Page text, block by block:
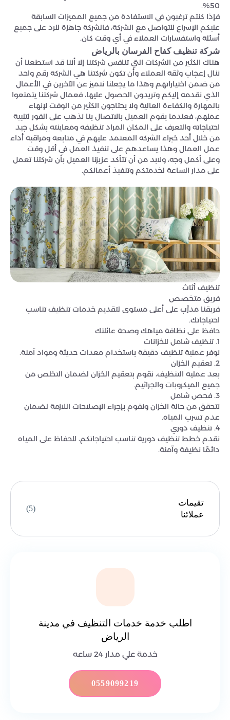
50%.
فإذا كنتم ترغبون في الاستفادة من جميع المميزات السابقة
عليكم الإسراع للتواصل مع الشركة، فالشركة جاهزة للرد على جميع
أسئلة واستفسارات العملاء في أي وقت كان.
شركة تنظيف كفاح الفرسان بالرياض
هناك الكثير من الشركات التي تنافس شركتنا إلا أننا قد استطعنا أن
ننال إعجاب وثقة العملاء وأن تكون شركتنا هي الشركة رقم واحد
من ضمن اختياراتهم وهذا ما يجعلنا نتميز عن الآخرين في الأعمال
الذي نقدمه إليكم وتريدون الحصول عليها، فعمال شركتنا يتمتعوا
بالمهارة والكفاءة العالية ولا يحتاجون الكثير من الوقت لإنهاء
عملهم، فعندما يقوم العميل بالاتصال بنا نذهب على الفور لتلبية
احتياجاته والتعرف على المكان المراد تنظيفه ومعاينته بشكل جيد
من خلال أحد خبراء الشركة المعتمد عليهم في متابعة ومراقبة أداء
عمل العمال وهذا يساعدهم على تنفيذ العمل في أقل وقت
وعلى أكمل وجه، ولابد من أن تتأكد عزيزنا العميل بأن شركتنا تعمل
على مدار الساعة لخدمتكم وتنفيذ أعمالكم.
تنظيف أثاث
فريق متخصص
فريقنا مدرَّب على أعلى مستوى لتقديم خدمات تنظيف تناسب
احتياجاتك.
حافظ على نظافة مياهك وصحة عائلتك
1. تنظيف شامل للخزانات
نوفر عملية تنظيف دقيقة باستخدام معدات حديثة ومواد آمنة.
2. تعقيم الخزان
بعد عملية التنظيف، نقوم بتعقيم الخزان لضمان التخلص من
جميع الميكروبات والجراثيم.
3. فحص شامل
نتحقق من حالة الخزان ونقوم بإجراء الإصلاحات اللازمة لضمان
عدم تسرب المياه.
4. تنظيف دوري
نقدم خطط تنظيف دورية تناسب احتياجاتكم، للحفاظ على المياه
دائمًا نظيفة وآمنة.
تقيمات
عملائنا
(5)
اطلب خدمة خدمات التنظيف في مدينة
الرياض
خدمة علي مدار 24 ساعه
0559099219